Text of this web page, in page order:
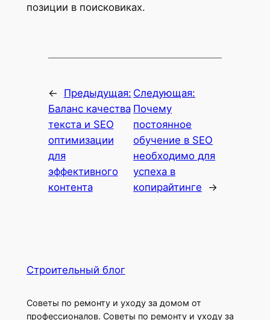
позиции в поисковиках.
←
Предыдущая:
Баланс качества
текста и SEO
оптимизации
для
эффективного
контента
Следующая:
Почему
постоянное
обучение в SEO
необходимо для
успеха в
копирайтинге
→
Строительный блог
Советы по ремонту и уходу за домом от
профессионалов. Советы по ремонту и уходу за